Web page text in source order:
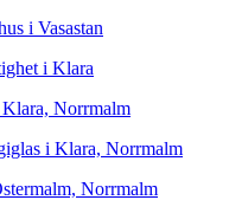
i Vasastan
i Klara
Norrmalm
i Klara, Norrmalm
Norrmalm